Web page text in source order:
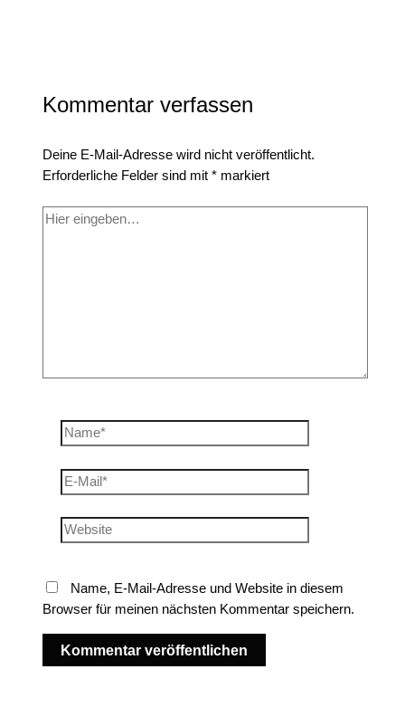
Kommentar verfassen
Deine E-Mail-Adresse wird nicht veröffentlicht.
Erforderliche Felder sind mit* markiert
Hier
Name*
E-
Mail*
Website
Name, E-Mail-Adresse und Website in diesem
Browser für meinen nächsten Kommentar speichern.